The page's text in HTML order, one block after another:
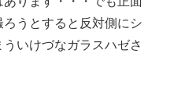
うとすると反対側にシ
いけづなガラスハゼさ